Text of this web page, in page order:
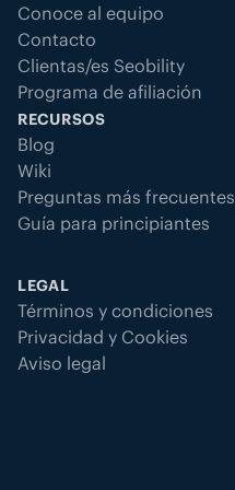
Conoce al equipo
Contacto
Clientas/es Seobility
Programa de afiliación
RECURSOS
Blog
Wiki
Preguntas más frecuentes
Guía para principiantes
LEGAL
Términos y condiciones
Privacidad y Cookies
Aviso legal